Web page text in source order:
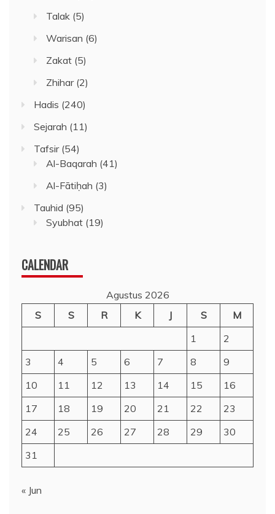
Talak (5)
Warisan (6)
Zakat (5)
Zhihar(2)
Hadis (240)
Sejarah (11)
Tafsir(54)
Al-Baqarah (41)
Al-Fātiḥah (3)
Tauhid (95)
Syubhat (19)
CALENDAR
Agustus 2026
S
S R K J S
M
1
2
3
4 5 6 7 8
9
10
11 12 13 14 15
16
17
18 19 20 21 22
23
24
25 26 27 28 29
30
31
« Jun